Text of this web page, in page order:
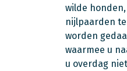
wilde
nijlpaarden
worden
waarmee u
u overdag